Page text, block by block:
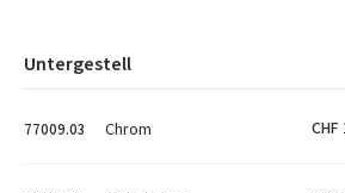
Untergestell
77009.03 Chrom